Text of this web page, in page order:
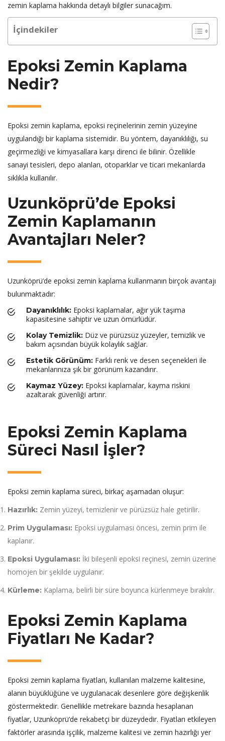
zemin kaplama hakkında detaylı bilgiler sunacağım.
İçindekiler
Epoksi Zemin Kaplama
Nedir?
Epoksi zemin kaplama, epoksi reçinelerinin zemin yüzeyine
uygulandığı bir kaplama sistemidir. Bu yöntem, dayanıklılığı, su
geçirmezliği ve kimyasallara karşı direnci ile bilinir. Özellikle
sanayi tesisleri, depo alanları, otoparklar ve ticari mekanlarda
sıklıkla kullanılır.
Uzunköprü’de Epoksi
Zemin Kaplamanın
Avantajları Neler?
Uzunköprü’de epoksi zemin kaplama kullanmanın birçok avantajı
bulunmaktadır:
Dayanıklılık: Epoksi kaplamalar, ağır yük taşıma
kapasitesine sahiptir ve uzun ömürlüdür.
Kolay Temizlik: Düz ve pürüzsüz yüzeyler, temizlik ve
bakım açısından büyük kolaylık sağlar.
Estetik Görünüm: Farklı renk ve desen seçenekleri ile
mekanlarınıza şık bir görünüm kazandırır.
Kaymaz Yüzey: Epoksi kaplamalar, kayma riskini
azaltarak güvenliği artırır.
Epoksi Zemin Kaplama
Süreci Nasıl İşler?
Epoksi zemin kaplama süreci, birkaç aşamadan oluşur:
Hazırlık: Zemin yüzeyi, temizlenir ve pürüzsüz hale getirilir.
Prim Uygulaması: Epoksi uygulaması öncesi, zemin prim ile
kaplanır.
Epoksi Uygulaması: İki bileşenli epoksi reçinesi, zemin üzerine
homojen bir şekilde uygulanır.
Kürleme: Kaplama, belirli bir süre boyunca kürlenmeye bırakılır.
Epoksi Zemin Kaplama
Fiyatları Ne Kadar?
Epoksi zemin kaplama fiyatları, kullanılan malzeme kalitesine,
alanın büyüklüğüne ve uygulanacak desenlere göre değişkenlik
göstermektedir. Genellikle metrekare bazında hesaplanan
fiyatlar, Uzunköprü’de rekabetçi bir düzeydedir. Fiyatları etkileyen
faktörler arasında işçilik, malzeme kalitesi ve zemin hazırlığı yer